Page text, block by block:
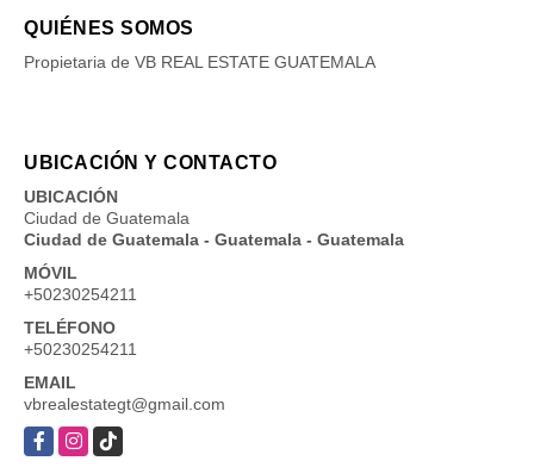
QUIÉNES SOMOS
Propietaria de VB REAL ESTATE GUATEMALA
UBICACIÓN Y CONTACTO
UBICACIÓN
Ciudad de Guatemala
Ciudad de Guatemala - Guatemala - Guatemala
MÓVIL
+50230254211
TELÉFONO
+50230254211
EMAIL
vbrealestategt@gmail.com
FacebookInstagram
TikTok